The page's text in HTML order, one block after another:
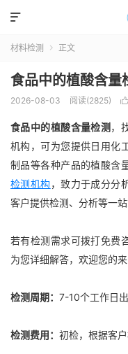

材料检测  正文
食品中的植酸含量
2026-08-03 阅读(2825) 
食品中的植酸含量检测 ，
机构，可为您提供日用化
制品等各种产品的植酸含
检测机构，致力于成分分
客户提供检测、分析等一站
若有检测需求可拨打免费
为您详细解答，欢迎您的来
检测周期： 7-10个工作日
检测费用： 初检，根据客